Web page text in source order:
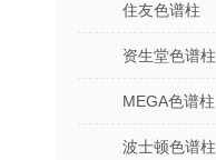
住友色谱柱
资生堂色谱柱
MEGA色谱柱
波士顿色谱柱